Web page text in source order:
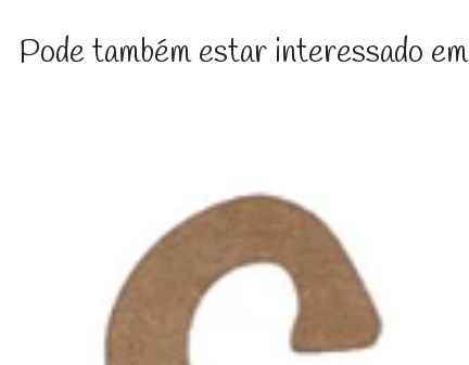
Pode também estar interessado em